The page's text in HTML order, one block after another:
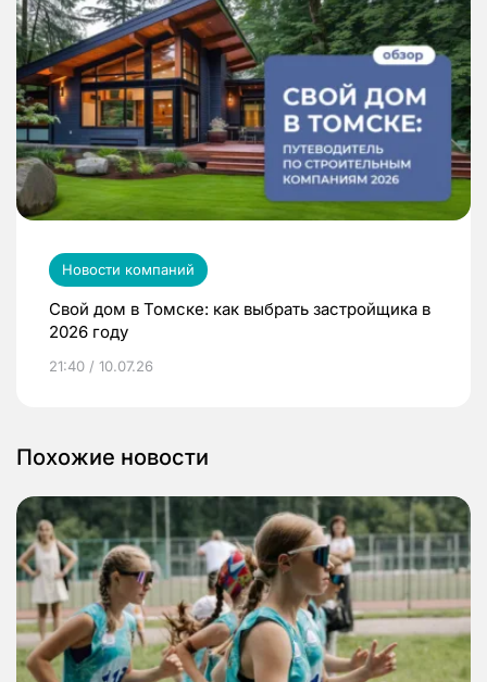
Новости компаний
Свой дом в Томске: как выбрать застройщика в
2026 году
21:40 / 10.07.26
Похожие новости